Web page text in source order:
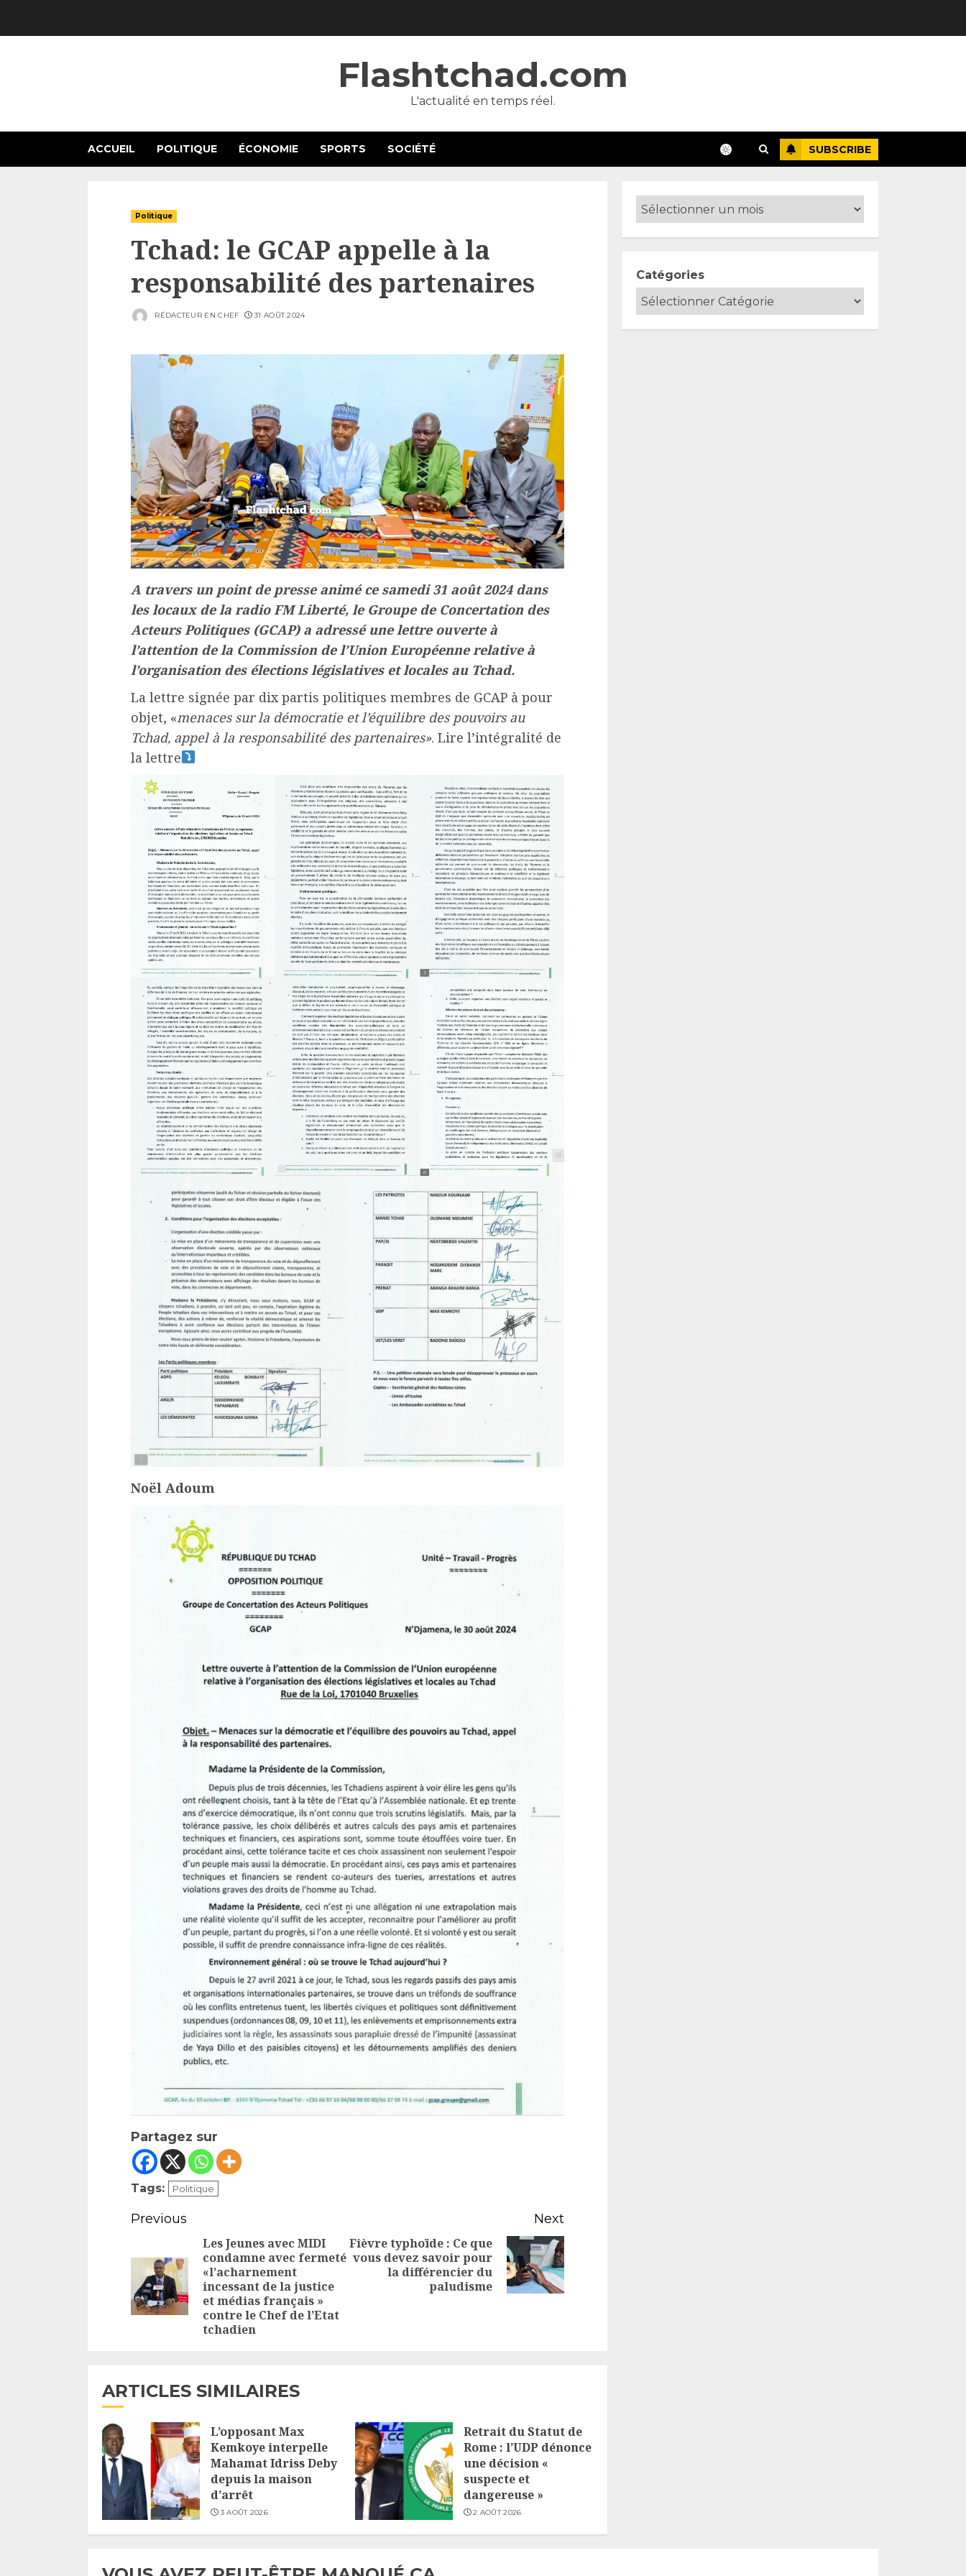
Flashtchad.com
L'actualité en temps réel.
ACCUEIL POLITIQUE ÉCONOMIE SPORTS SOCIÉTÉ SUBSCRIBE
Politique
Tchad: le GCAP appelle à la
responsabilité des partenaires
RÉDACTEUR EN CHEF 31 AOÛT 2024
A travers un point de presse animé ce samedi 31 août 2024 dans
les locaux de la radio FM Liberté, le Groupe de Concertation des
Acteurs Politiques (GCAP) a adressé une lettre ouverte à
l’attention de la Commission de l’Union Européenne relative à
l’organisation des élections législatives et locales au Tchad.
La lettre signée par dix partis politiques membres de GCAP à pour
objet, «menaces sur la démocratie et l’équilibre des pouvoirs au
Tchad, appel à la responsabilité des partenaires». Lire l’intégralité de
la lettre
Noël Adoum
Partagez sur
Tags: Politique
Continue
Reading
Previous
Previous
Les Jeunes avec MIDI
condamne avec fermeté
«l’acharnement
incessant de la justice
et médias français »
contre le Chef de l’Etat
tchadien
Next
Next
Fièvre typhoïde : Ce que
vous devez savoir pour
la différencier du
paludisme
ARTICLES SIMILAIRES
L’opposant Max
Kemkoye interpelle
Mahamat Idriss Deby
depuis la maison
d’arrêt
3 AOÛT 2026
Retrait du Statut de
Rome : l’UDP dénonce
une décision «
suspecte et
dangereuse »
2 AOÛT 2026
Catégories